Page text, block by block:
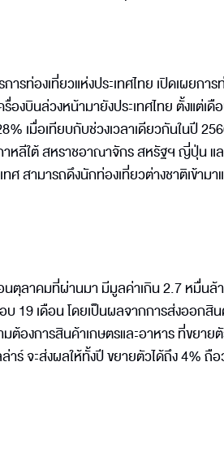
รท่องเที่ยวแห่งประเทศไทย เปิดเผยกา
องบินล่วงหน้ามายังประเทศไทย ตั้งแต่
เมื่อเทียบกับช่วงเวลาเดียวกันในปี
าหลีใต้ สหราชอาณาจักร สหรัฐฯ ญี่ปุ่น แ
ศ สามารถดึงนักท่องเที่ยวต่างชาติเข้า
นตุลาคมที่ผ่านมา มีมูลค่าเกิน 2.7 หมื่น
19 เดือน โดยเป็นผลจากการส่งออกสิ
มต้องการสินค้าเกษตรและอาหาร ที่ขยา
ร์ จะส่งผลให้ทั้งปี ขยายตัวได้ถึง 4% ถือ